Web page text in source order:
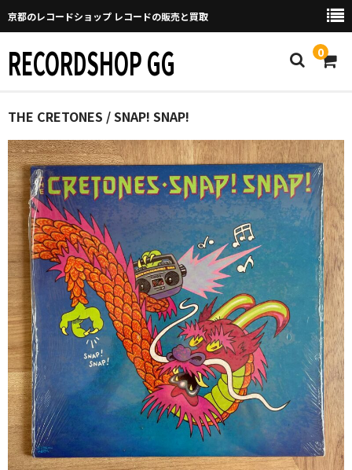
京都のレコードショップ レコードの販売と買取
RECORDSHOP GG 0
Home
マイページ
GGについて
買取について
取り置きなどについて
Categories
New Arrivals
新譜
GG RECORD （当店のレーベル）
全商品
JAZZ-US
THE CRETONES / SNAP! SNAP!